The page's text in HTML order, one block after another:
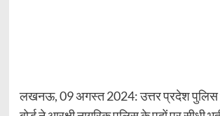
लखनऊ, 09 अगस्त 2024: उत्तर प्रदेश पुलिस